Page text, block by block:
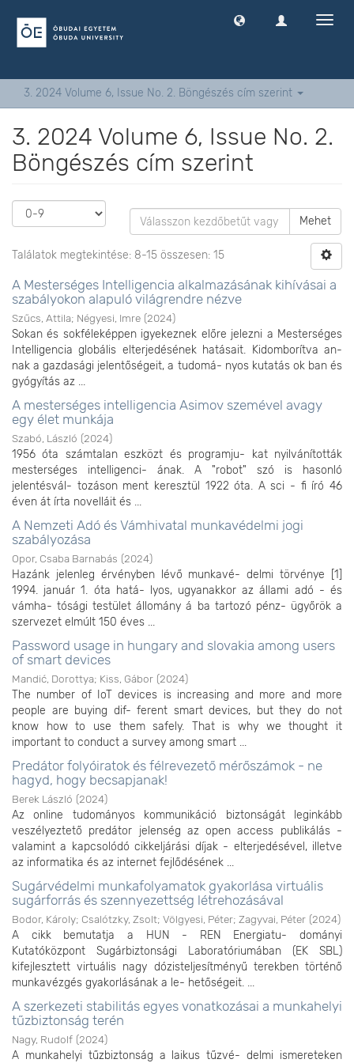
3. 2024 Volume 6, Issue No. 2. Böngészés cím szerint
3. 2024 Volume 6, Issue No. 2.
Böngészés cím szerint
Mehet
Találatok megtekintése: 8-15 összesen: 15
A Mesterséges Intelligencia alkalmazásának kihívásai a
szabályokon alapuló világrendre nézve
Szűcs, Attila; Négyesi, Imre (2024)
Sokan és sokféleképpen igyekeznek előre jelezni a Mesterséges
Intelligencia globális elterjedésének hatásait. Kidomborítva an-
nak a gazdasági jelentőségeit, a tudomá- nyos kutatás ok ban és
gyógyítás az ...
A mesterséges intelligencia Asimov szemével avagy
egy élet munkája
Szabó, László (2024)
1956 óta számtalan eszközt és programju- kat nyilvánították
mesterséges intelligenci- ának. A "robot" szó is hasonló
jelentésvál- tozáson ment keresztül 1922 óta. A sci - fi író 46
éven át írta novelláit és ...
A Nemzeti Adó és Vámhivatal munkavédelmi jogi
szabályozása
Opor, Csaba Barnabás (2024)
Hazánk jelenleg érvényben lévő munkavé- delmi törvénye [1]
1994. január 1. óta hatá- lyos, ugyanakkor az állami adó - és
vámha- tósági testület állomány á ba tartozó pénz- ügyőrök a
szervezet elmúlt 150 éves ...
Password usage in hungary and slovakia among users
of smart devices
Mandić, Dorottya; Kiss, Gábor (2024)
The number of IoT devices is increasing and more and more
people are buying dif- ferent smart devices, but they do not
know how to use them safely. That is why we thought it
important to conduct a survey among smart ...
Predátor folyóiratok és félrevezető mérőszámok - ne
hagyd, hogy becsapjanak!
Berek László (2024)
Az online tudományos kommunikáció biztonságát leginkább
veszélyeztető predátor jelenség az open access publikálás -
valamint a kapcsolódó cikkeljárási díjak - elterjedésével, illetve
az informatika és az internet fejlődésének ...
Sugárvédelmi munkafolyamatok gyakorlása virtuális
sugárforrás és szennyezettség létrehozásával
Bodor, Károly; Csalótzky, Zsolt; Völgyesi, Péter; Zagyvai, Péter (2024)
A cikk bemutatja a HUN - REN Energiatu- dományi
Kutatóközpont Sugárbiztonsági Laboratóriumában (EK SBL)
kifejlesztett virtuális nagy dózisteljesítményű terekben történő
munkavézgés gyakorlásának a le- hetőségeit. ...
A szerkezeti stabilitás egyes vonatkozásai a munkahelyi
tűzbiztonság terén
Nagy, Rudolf (2024)
A munkahelyi tűzbiztonság a laikus tűzvé- delmi ismereteken